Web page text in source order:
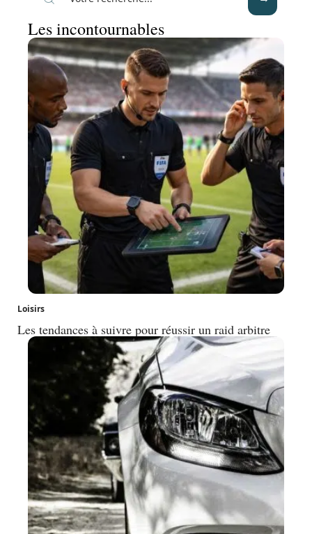
Les incontournables
Loisirs
Les tendances à suivre pour réussir un raid arbitre